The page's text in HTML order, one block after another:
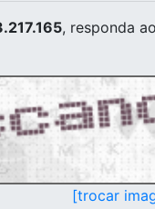
, responda
[trocar